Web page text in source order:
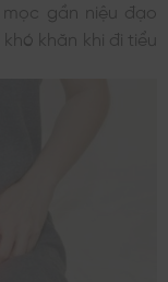
gần niệu đạo
khăn khi đi tiểu